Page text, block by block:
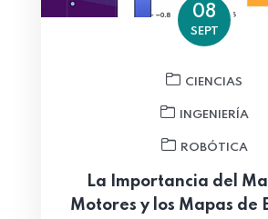
08
SEPT
CIENCIAS
INGENIERÍA
ROBÓTICA
La Importancia del
Motores y los Mapas de